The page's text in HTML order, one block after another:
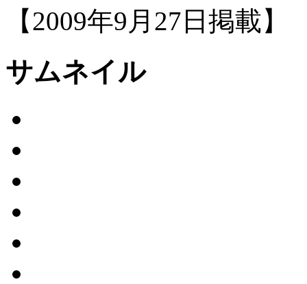
【2009年9月27日掲載】
サムネイル